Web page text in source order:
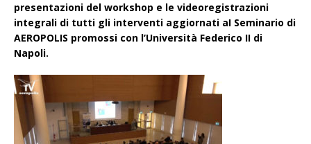
presentazioni del workshop e le videoregistrazioni
integrali di tutti gli interventi aggiornati aI Seminario di
AEROPOLIS promossi con l’Università Federico II di
Napoli.